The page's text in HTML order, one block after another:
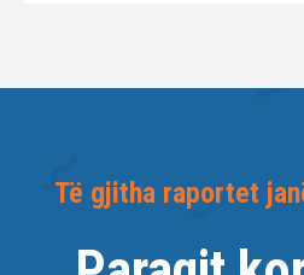
Të gjitha raportet